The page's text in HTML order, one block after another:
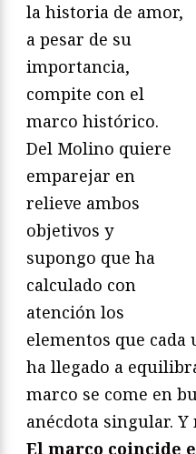
la historia de amor,
a pesar de su
importancia,
compite con el
marco histórico.
Del Molino quiere
emparejar en
relieve ambos
objetivos y
supongo que ha
calculado con
atención los
elementos que cada
ha llegado a
marco se come en
anécdota singular.
El marco coincide